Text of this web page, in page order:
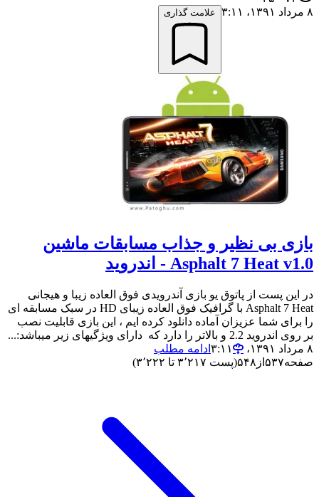
۸ مرداد ۱۳۹۱،‏ ۳:۱۱
علامت گذاری
بازی بی نظیر و جذاب مسابقات ماشین
Asphalt 7 Heat v1.0 - اندروید
در این پست از پاتوق یو بازی آندرویدی فوق العاده زیبا و هیجانی
Asphalt 7 Heat با گرافیک فوق العاده زیبای HD در سبک مسابقه ای
را برای شما عزیزان آماده دانلود کرده ایم ، این بازی قابلیت نصب
بر روی اندروید 2.2 و بالاتر را دارد که داراى ویژگیهای زیر میباشد:...
۸ مرداد ۱۳۹۱،‏ ۳:۱۱
ادامه مطلب
صفحه۵۳۷ از ۵۴۸(پست ۳٬۲۱۷ تا ۳٬۲۲۲)